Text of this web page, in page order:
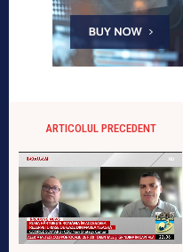
ARTICOLUL PRECEDENT